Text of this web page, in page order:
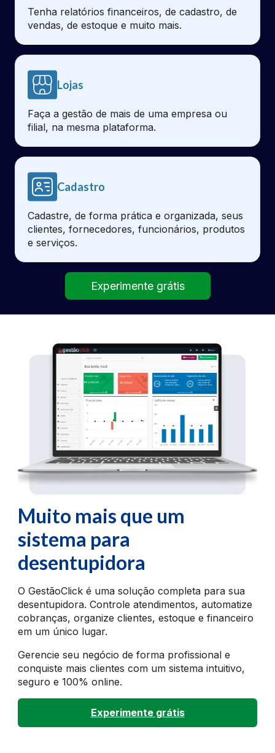
Tenha relatórios financeiros, de cadastro, de
vendas, de estoque e muito mais.
Lojas
Faça a gestão de mais de uma empresa ou
filial, na mesma plataforma.
Cadastro
Cadastre, de forma prática e organizada, seus
clientes, fornecedores, funcionários, produtos
e serviços.
Experimente grátis
Muito mais que um
sistema para
desentupidora
O GestãoClick é uma solução completa para sua
desentupidora. Controle atendimentos, automatize
cobranças, organize clientes, estoque e financeiro
em um único lugar.
Gerencie seu negócio de forma profissional e
conquiste mais clientes com um sistema intuitivo,
seguro e 100% online.
Experimente grátis